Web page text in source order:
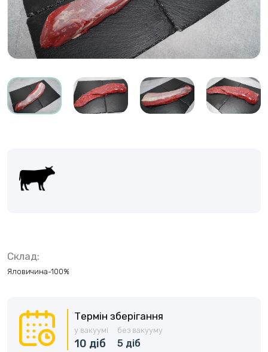
Склад:
Яловичина-100%
Термін зберігання
у вакуумі
10 діб
без вакууму
5 діб